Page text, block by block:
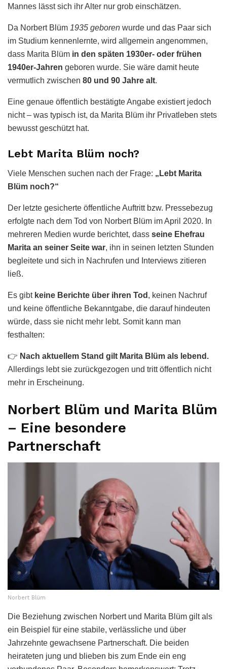
Mannes lässt sich ihr Alter nur grob einschätzen.
Da Norbert Blüm 1935 geboren wurde und das Paar sich
im Studium kennenlernte, wird allgemein angenommen,
dass Marita Blüm in den späten 1930er- oder frühen
1940er-Jahren geboren wurde. Sie wäre damit heute
vermutlich zwischen 80 und 90 Jahre alt.
Eine genaue öffentlich bestätigte Angabe existiert jedoch
nicht – was typisch ist, da Marita Blüm ihr Privatleben stets
bewusst geschützt hat.
Lebt Marita Blüm noch?
Viele Menschen suchen nach der Frage: „Lebt Marita
Blüm noch?“
Der letzte gesicherte öffentliche Auftritt bzw. Pressebezug
erfolgte nach dem Tod von Norbert Blüm im April 2020. In
mehreren Medien wurde berichtet, dass seine Ehefrau
Marita an seiner Seite war, ihn in seinen letzten Stunden
begleitete und sich in Nachrufen und Interviews zitieren
ließ.
Es gibt keine Berichte über ihren Tod , keinen Nachruf
und keine öffentliche Bekanntgabe, die darauf hindeuten
würde, dass sie nicht mehr lebt. Somit kann man
festhalten:
👉 Nach aktuellem Stand gilt Marita Blüm als lebend.
Allerdings lebt sie zurückgezogen und tritt öffentlich nicht
mehr in Erscheinung.
Norbert Blüm und Marita Blüm
– Eine besondere
Partnerschaft
Norbert Blüm
Die Beziehung zwischen Norbert und Marita Blüm gilt als
ein Beispiel für eine stabile, verlässliche und über
Jahrzehnte gewachsene Partnerschaft. Die beiden
heirateten jung und blieben bis zum Ende ein eng